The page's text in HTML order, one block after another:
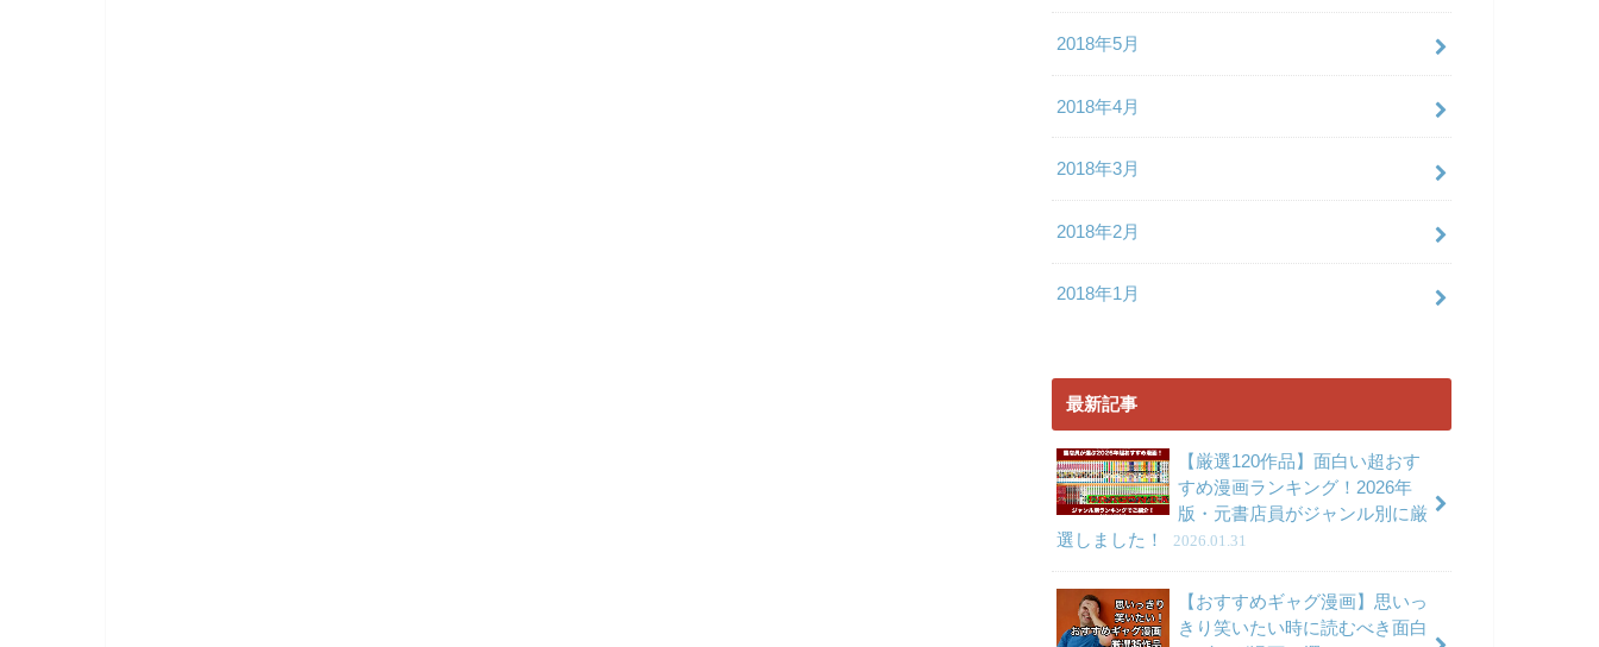
2018年5月
2018年4月
2018年3月
2018年2月
2018年1月
最新記事
【厳選120作品】面白い超おす
すめ漫画ランキング！2026年
版・元書店員がジャンル別に厳
選しました！
2026.01.31
【おすすめギャグ漫画】思いっ
きり笑いたい時に読むべき面白